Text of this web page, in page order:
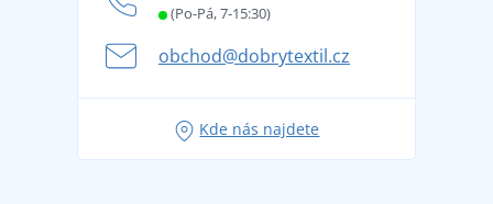
Letní dobrodružství začíná balením aneb připravte
se na dovolenou bez starostí
(Po-Pá, 7-15:30)
obchod@dobrytextil.cz
Kde nás najdete